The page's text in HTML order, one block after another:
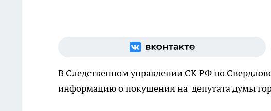
В Следственном управлении СК РФ по
информацию о покушении на депутата думы